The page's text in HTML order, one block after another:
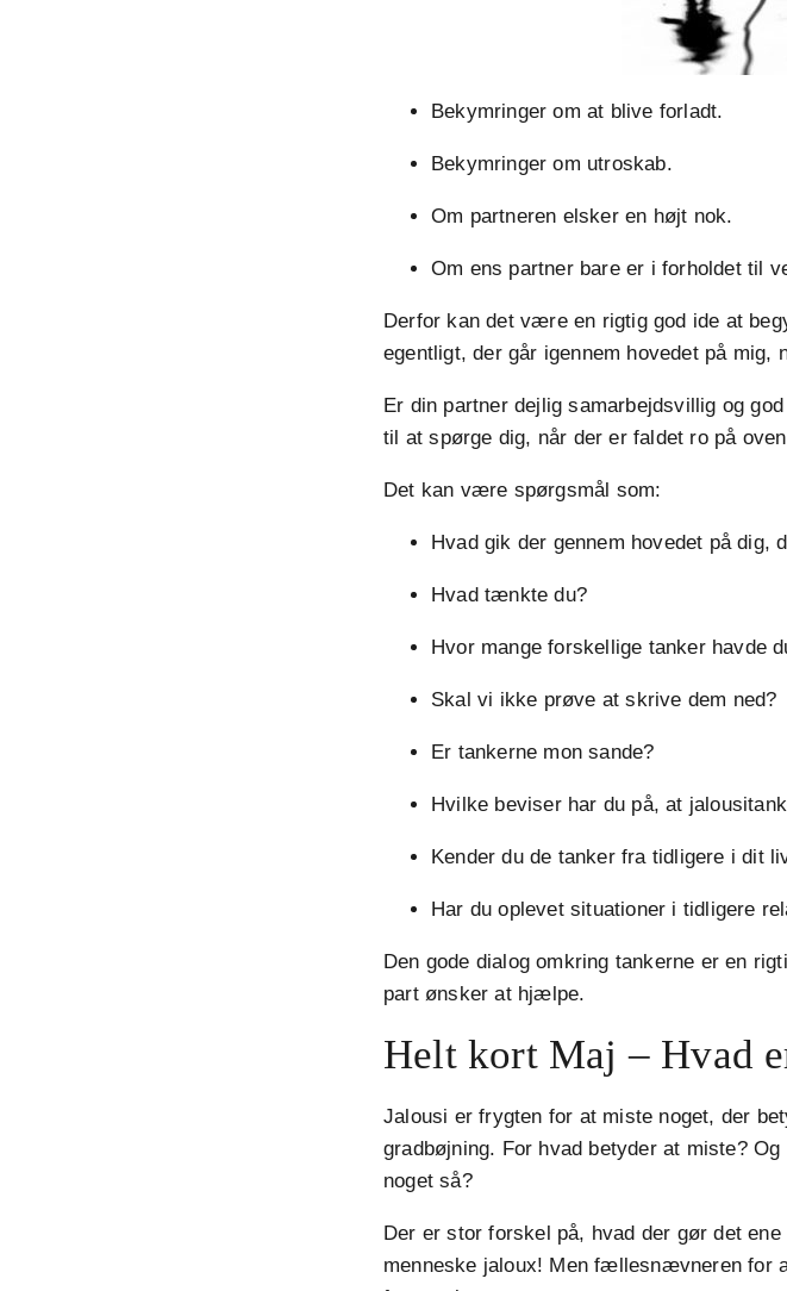
Bekymringer om at blive forladt.
Bekymringer om utroskab.
Om partneren elsker en højt nok.
Om ens partner bare er i forholdet til
Derfor kan det være en rigtig god ide at
egentligt, der går igennem hovedet på
Er din partner dejlig samarbejdsvillig og
til at spørge dig, når der er faldet ro på
Det kan være spørgsmål som:
Hvad gik der gennem hovedet på dig,
Hvad tænkte du?
Hvor mange forskellige tanker havde
Skal vi ikke prøve at skrive dem ned?
Er tankerne mon sande?
Hvilke beviser har du på, at
Kender du de tanker fra tidligere i dit
Har du oplevet situationer i tidligere
Den gode dialog omkring tankerne er en
part ønsker at hjælpe.
Helt kort Maj – Hvad
Jalousi er frygten for at miste noget, der
gradbøjning. For hvad betyder at miste?
noget så?
Der er stor forskel på, hvad der gør det
menneske jaloux! Men fællesnævneren for